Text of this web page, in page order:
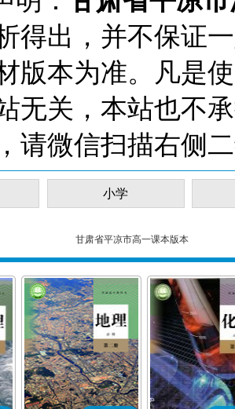
得出，并不保证
版本为准。凡是
无关，本站也不
请微信扫描右侧
小学
甘肃省平凉市高一课本版本